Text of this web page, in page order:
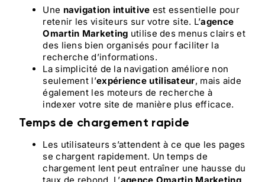
Une navigation intuitive est essentielle pour
retenir les visiteurs sur votre site. L’agence
Omartin Marketing utilise des menus clairs et
des liens bien organisés pour faciliter la
recherche d’informations.
La simplicité de la navigation améliore non
seulement l’expérience utilisateur, mais aide
également les moteurs de recherche à
indexer votre site de manière plus efficace.
Temps de chargement rapide
Les utilisateurs s’attendent à ce que les pages
se chargent rapidement. Un temps de
chargement lent peut entraîner une hausse du
taux de rebond. L’agence Omartin Marketing